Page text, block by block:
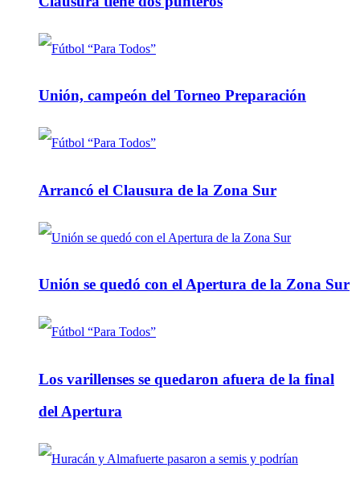
Unión, campeón del Torneo Preparación
Arrancó el Clausura de la Zona Sur
Unión se quedó con el Apertura de la Zona Sur
Los varillenses se quedaron afuera de la final
del Apertura